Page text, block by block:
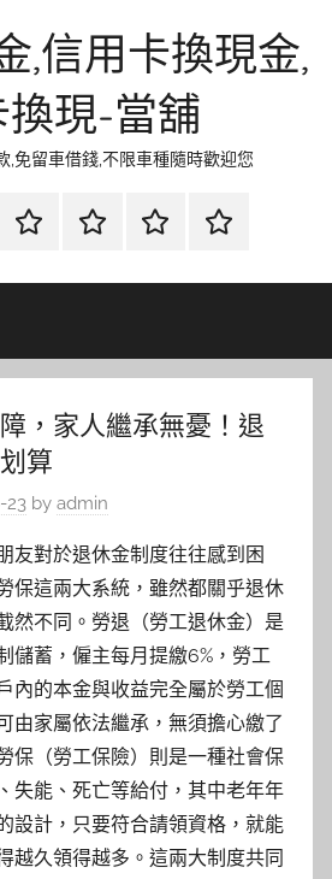
,信用卡換現金,
換現-當舖
,免留車借錢,不限車種隨時歡迎您
網
資
流
時
環
清
聯
徵
，家人繼承無憂！退
算
23 by admin
友對於退休金制度往往感到困
保這兩大系統，雖然都關乎退休
然不同。勞退（勞工退休金）是
儲蓄，僱主每月提繳6%，勞工
內的本金與收益完全屬於勞工個
由家屬依法繼承，無須擔心繳了
保（勞工保險）則是一種社會保
失能、死亡等給付，其中老年年
設計，只要符合請領資格，就能
越久領得越多。這兩大制度共同